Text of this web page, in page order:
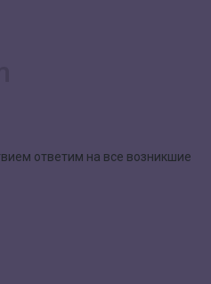
ответим на все возникшие